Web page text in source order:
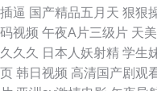
插逼 国产精品五月天 狠狠
码视频 午夜A片三级片 天
久久久
日本人妖射精 学生
页 韩日视频 高清国产剧观